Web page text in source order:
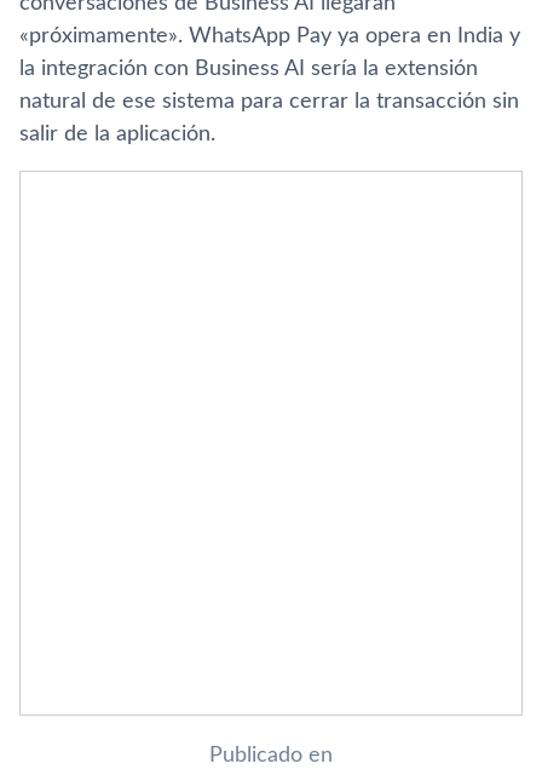
«próximamente». WhatsApp Pay ya opera en India y
la integración con Business AI sería la extensión
natural de ese sistema para cerrar la transacción sin
salir de la aplicación.
Publicado en